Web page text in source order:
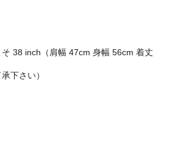
38 inch（肩幅 47cm 身幅 56cm 着丈
下さい）